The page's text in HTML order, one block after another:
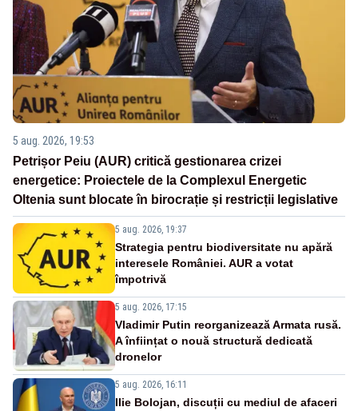
5 aug. 2026, 19:53
Petrișor Peiu (AUR) critică gestionarea crizei
energetice: Proiectele de la Complexul Energetic
Oltenia sunt blocate în birocrație și restricții legislative
5 aug. 2026, 19:37
Strategia pentru biodiversitate nu apără
interesele României. AUR a votat
împotrivă
5 aug. 2026, 17:15
Vladimir Putin reorganizează Armata rusă.
A înființat o nouă structură dedicată
dronelor
5 aug. 2026, 16:11
Ilie Bolojan, discuții cu mediul de afaceri